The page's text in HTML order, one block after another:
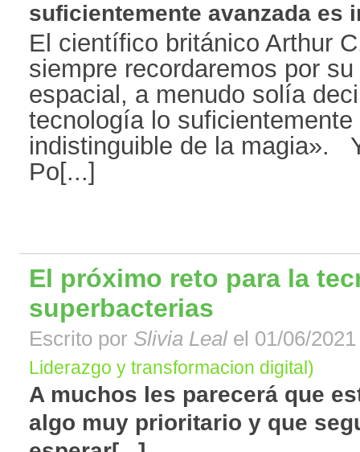
suficientemente avanzada es
El científico británico Arthur
siempre recordaremos por
espacial, a menudo solía
tecnología lo
indistinguible de la magia».
Po[...]
El próximo reto para la
superbacterias
Escrito por Slivia Leal el 01/06/
Liderazgo y transformacion digital)
A muchos les parecerá que
algo muy prioritario y que